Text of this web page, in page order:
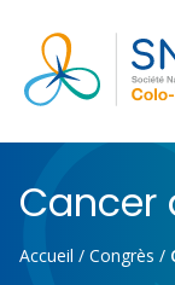
Cancer
Accueil / Congrès /